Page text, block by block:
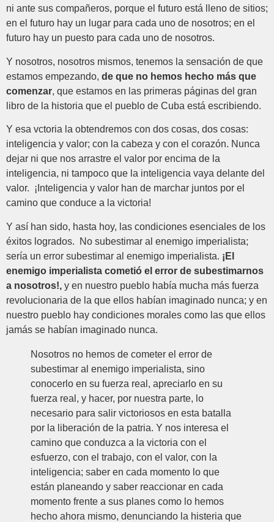
ni ante sus compañeros, porque el futuro está lleno de sitios;
en el futuro hay un lugar para cada uno de nosotros; en el
futuro hay un puesto para cada uno de nosotros.
Y nosotros, nosotros mismos, tenemos la sensación de que
estamos empezando, de que no hemos hecho más que
comenzar, que estamos en las primeras páginas del gran
libro de la historia que el pueblo de Cuba está escribiendo.
Y esa vctoria la obtendremos con dos cosas, dos cosas:
inteligencia y valor; con la cabeza y con el corazón. Nunca
dejar ni que nos arrastre el valor por encima de la
inteligencia, ni tampoco que la inteligencia vaya delante del
valor. ¡Inteligencia y valor han de marchar juntos por el
camino que conduce a la victoria!
Y así han sido, hasta hoy, las condiciones esenciales de los
éxitos logrados. No subestimar al enemigo imperialista;
sería un error subestimar al enemigo imperialista. ¡El
enemigo imperialista cometió el error de subestimarnos
a nosotros!, y en nuestro pueblo había mucha más fuerza
revolucionaria de la que ellos habían imaginado nunca; y en
nuestro pueblo hay condiciones morales como las que ellos
jamás se habían imaginado nunca.
Nosotros no hemos de cometer el error de
subestimar al enemigo imperialista, sino
conocerlo en su fuerza real, apreciarlo en su
fuerza real, y hacer, por nuestra parte, lo
necesario para salir victoriosos en esta batalla
por la liberación de la patria. Y nos interesa el
camino que conduzca a la victoria con el
esfuerzo, con el trabajo, con el valor, con la
inteligencia; saber en cada momento lo que
están planeando y saber reaccionar en cada
momento frente a sus planes como lo hemos
hecho ahora mismo, denunciando la histeria que